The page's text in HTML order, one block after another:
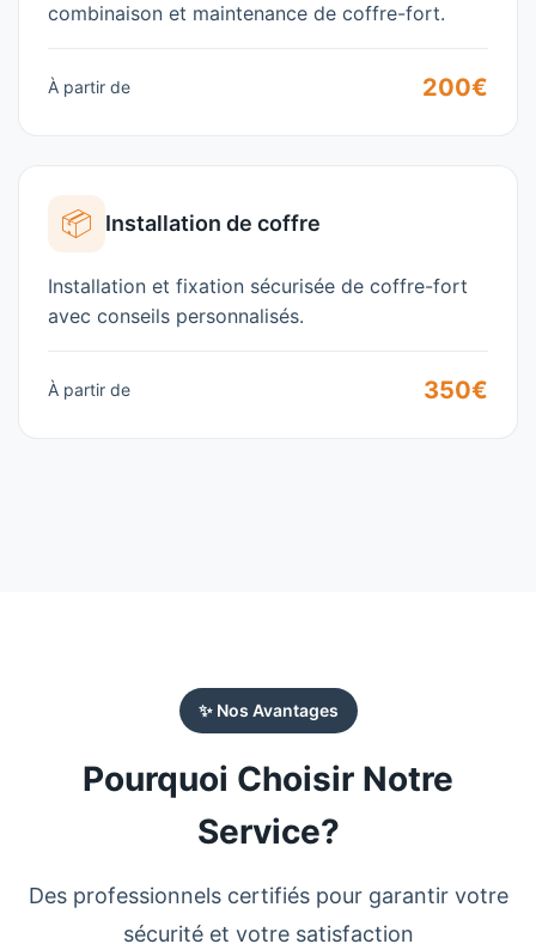
combinaison et maintenance de coffre-fort.
À partir de 200€
📦 Installation de coffre
Installation et fixation sécurisée de coffre-fort
avec conseils personnalisés.
À partir de 350€
✨ Nos Avantages
Pourquoi Choisir Notre
Service?
Des professionnels certifiés pour garantir votre
sécurité et votre satisfaction